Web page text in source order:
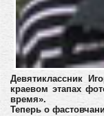
Девятиклассник
краевом этапах
время».
Теперь о